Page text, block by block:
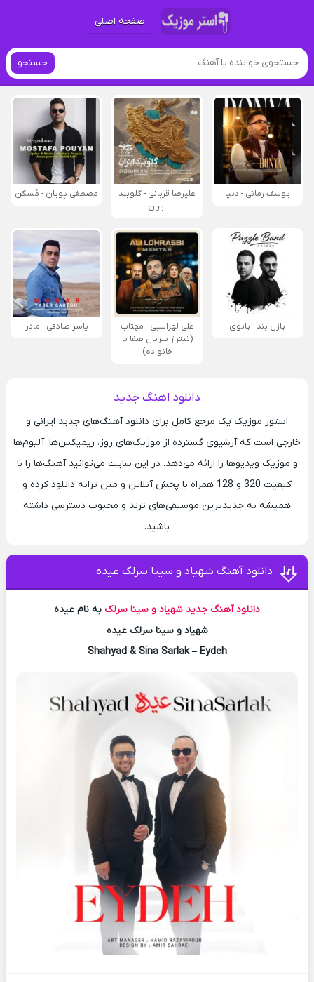
صفحه اصلی
جستجو
یوسف زمانی - دنیا
علیرضا قربانی - گلوبند
ایران
مصطفی پویان - مُسکن
پازل بند - پاتوق
علی لهراسبی - مهتاب
(تیتراژ سریال صفا با
خانواده)
یاسر صادقی - مادر
دانلود اهنگ جدید
استور موزیک یک مرجع کامل برای دانلود آهنگ‌های جدید ایرانی و
خارجی است که آرشیوی گسترده از موزیک‌های روز، ریمیکس‌ها، آلبوم‌ها
و موزیک ویدیوها را ارائه می‌دهد. در این سایت می‌توانید آهنگ‌ها را با
کیفیت 320 و 128 همراه با پخش آنلاین و متن ترانه دانلود کرده و
همیشه به جدیدترین موسیقی‌های ترند و محبوب دسترسی داشته
باشید.
دانلود آهنگ شهیاد و سینا سرلک عیده
دانلود آهنگ جدید شهیاد و سینا سرلک به نام عیده
شهیاد و سینا سرلک عیده
Shahyad & Sina Sarlak – Eydeh